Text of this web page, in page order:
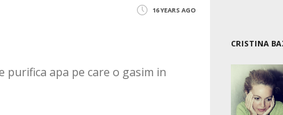
16 YEARS AGO
purifica apa pe care o gasim in
CRISTINA